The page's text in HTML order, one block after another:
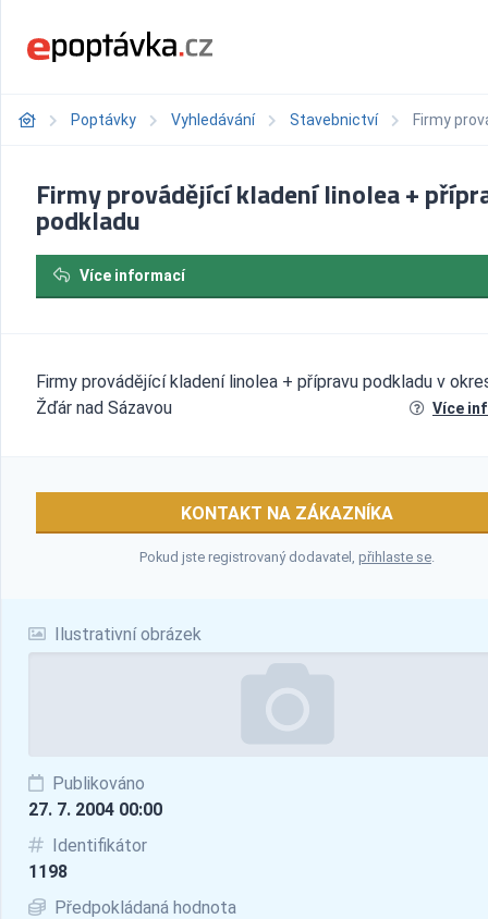
Poptávky Vyhledávání Stavebnictví Firmy
Ilustrativní obrázek
Publikováno
27. 7. 2004 00:00
Identifikátor
1198
Předpokládaná hodnota
Firmy provádějící kladení linolea +
podkladu
Více informací
Firmy provádějící kladení linolea + přípravu podkladu v
Žďár nad Sázavou
Více
KONTAKT NA ZÁKAZNÍKA
Pokud jste registrovaný dodavatel, přihlaste se.